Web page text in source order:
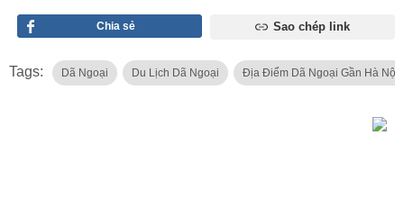
Chia sẻ Sao chép link
Tags: Dã Ngoại Du Lịch Dã Ngoại Địa Điểm Dã Ngoại Gần Hà Nội